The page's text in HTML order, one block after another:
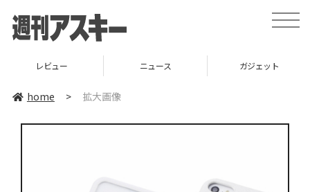
toggle
レビュー ニュース ガジェット
home > 拡大画像